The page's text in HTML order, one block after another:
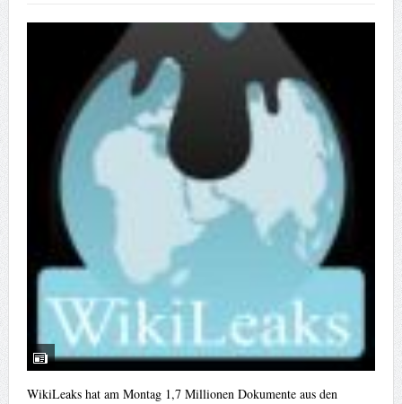
WikiLeaks hat am Montag 1,7 Millionen Dokumente aus den